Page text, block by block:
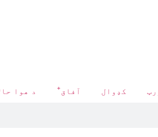
کډوال آفاق+ د هوا